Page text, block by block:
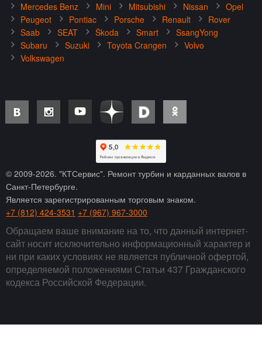
Mercedes Benz
Mini Mitsubishi Nissan
Opel
Peugeot
Pontiac Porsche Renault
Rover
Saab
SEAT Škoda Smart
SsangYong
Subaru
Suzuki Toyota Crangen
Volvo
Volkswagen
© 2009-2026. "КТСервис". Ремонт турбин и карданных валов в
Санкт-Петербурге.
Является зарегистрированным торговым знаком.
+7 (812) 424-3531 +7 (967) 967-3000
Обращаем ваше внимание на то, что данный интернет-
сайт носит исключительно информационный характер и
ни при каких условиях не является публичной офертой,
определяемой положениями Статьи 437 Гражданского
кодекса Российской Федерации.